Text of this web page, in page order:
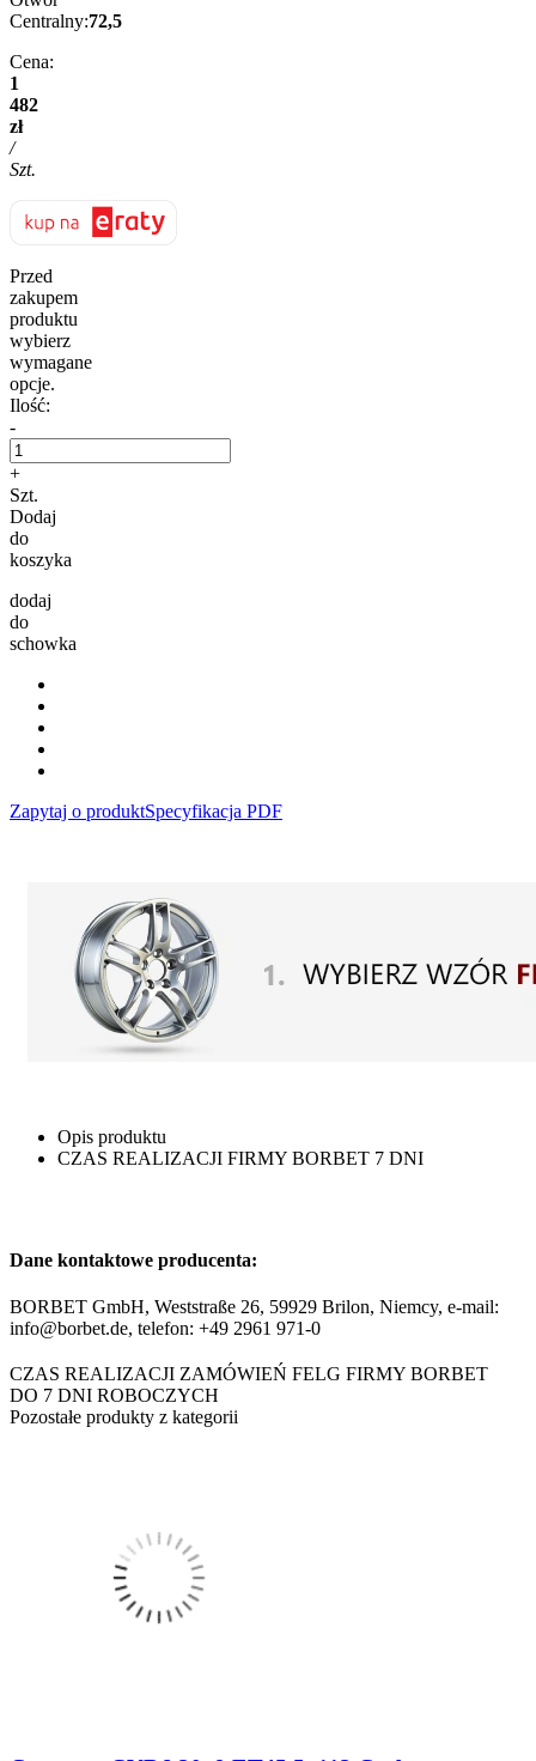
Centralny:72,5
Cena:
1
482
zł
/
Szt.
Przed
zakupem
produktu
wybierz
wymagane
opcje.
Ilość:
-
+
Szt.
Dodaj
do
koszyka
dodaj
do
schowka
Zapytaj o produktSpecyfikacja PDF
Opis produktu
CZAS REALIZACJI FIRMY BORBET 7 DNI
Dane kontaktowe producenta:
BORBET GmbH, Weststraße 26, 59929 Brilon, Niemcy, e-mail:
info@borbet.de, telefon: +49 2961 971-0
CZAS REALIZACJI ZAMÓWIEŃ FELG FIRMY BORBET
DO 7 DNI ROBOCZYCH
Pozostałe produkty z kategorii